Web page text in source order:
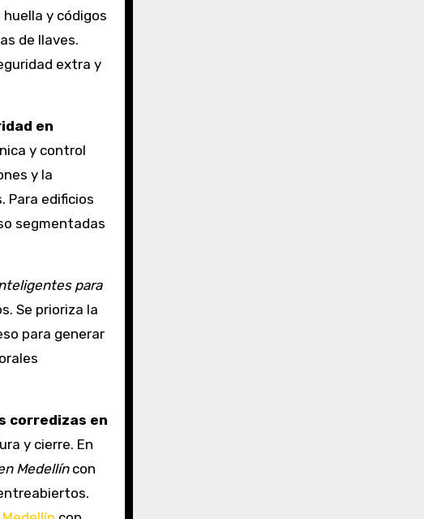
y códigos
de llaves.
extra y
en
y control
y la
Para edificios
segmentadas
para
Se prioriza la
para generar
corredizas en
y cierre. En
Medellíncon